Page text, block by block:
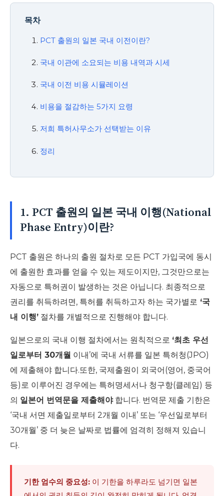
목차
PCT 출원의 일본 국내 이전이란?
국내 이관에 소요되는 비용 내역과 시세
국내 이전 비용 시뮬레이션
비용을 절감하는 5가지 요령
저희 특허사무소가 선택받는 이유
정리
1. PCT 출원의 일본 국내 이행(National
Phase Entry)이란?
PCT 출원은 하나의 출원 절차로 모든 PCT 가입국에 동시
에 출원한 효과를 얻을 수 있는 제도이지만, 그것만으로는
자동으로 특허권이 발생하는 것은 아닙니다. 최종적으로
권리를 취득하려면, 특허를 취득하고자 하는 국가별로 ‘국
내 이행’ 절차를 개별적으로 진행해야 합니다.
일본으로의 국내 이행 절차에서는 원칙적으로 ‘최초 우선
일로부터 30개월 이내’에 국내 서류를 일본 특허청(JPO)
에 제출해야 합니다.또한, 국제출원이 외국어(영어, 중국어
등)로 이루어진 경우에는 특허명세서나 청구항(클레임) 등
의 일본어 번역문을 제출해야합니다. 번역문 제출 기한은
‘국내 서면 제출일로부터 2개월 이내’ 또는 ‘우선일로부터
30개월’ 중 더 늦은 날짜로 법률에 엄격히 정해져 있습니
다.
기한 엄수의 중요성: 이 기한을 하루라도 넘기면 일본